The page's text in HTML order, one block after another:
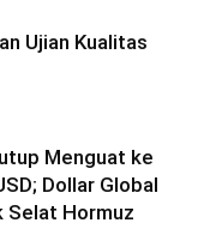
Ujian Kualitas
Menguat ke
Dollar Global
Selat Hormuz